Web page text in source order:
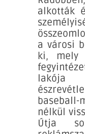
alkották
a városi
ki, mely
lakója
nélkül
Útja